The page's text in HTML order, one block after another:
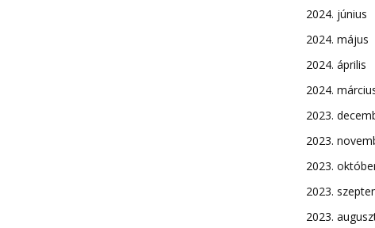
2024. június
2024. május
2024. április
2024.
2023.
2023.
2023.
2023.
2023.